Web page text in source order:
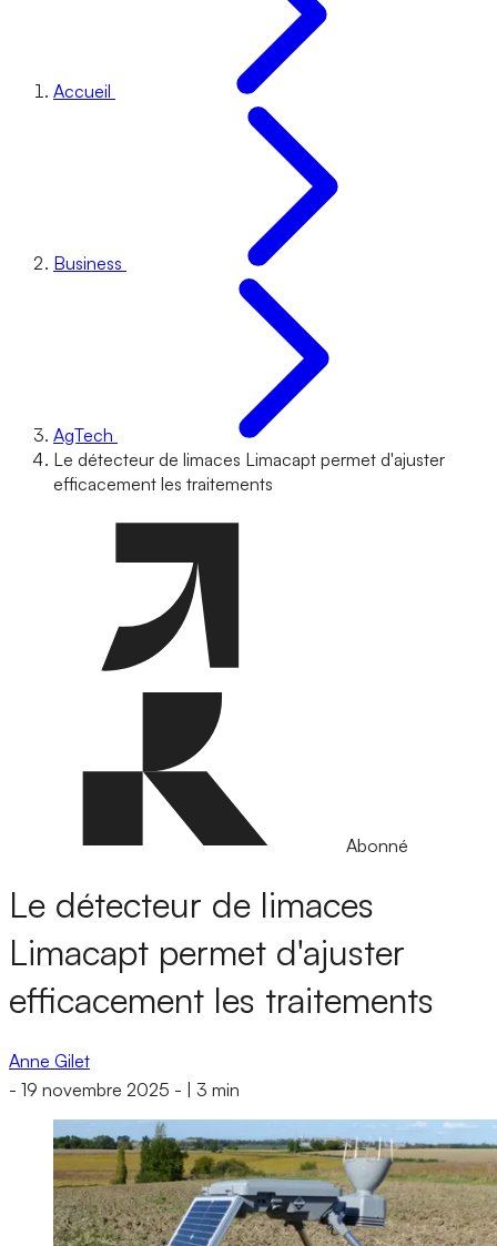
Accueil
Business
AgTech
Le détecteur de limaces Limacapt permet d'ajuster
efficacement les traitements
Abonné
Le détecteur de limaces
Limacapt permet d'ajuster
efficacement les traitements
Anne Gilet
- 19 novembre 2025 - 3 min